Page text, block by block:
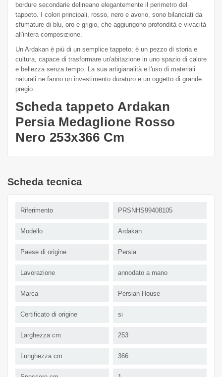
bordure secondarie delineano elegantemente il perimetro del
tappeto. I colori principali, rosso, nero e avorio, sono bilanciati da
sfumature di blu, oro e grigio, che aggiungono profondità e vivacità
all'intera composizione.
Un Ardakan è più di un semplice tappeto; è un pezzo di storia e
cultura, capace di trasformare un'abitazione in uno spazio di calore
e bellezza senza tempo. La sua artigianalità e l'uso di materiali
naturali ne fanno un investimento duraturo e un oggetto di grande
pregio.
Scheda tappeto Ardakan
Persia Medaglione Rosso
Nero 253x366 Cm
Scheda tecnica
Riferimento PRSNHS99408105
Modello Ardakan
Paese di origine Persia
Lavorazione annodato a mano
Marca Persian House
Certificato di origine si
Larghezza cm 253
Lunghezza cm 366